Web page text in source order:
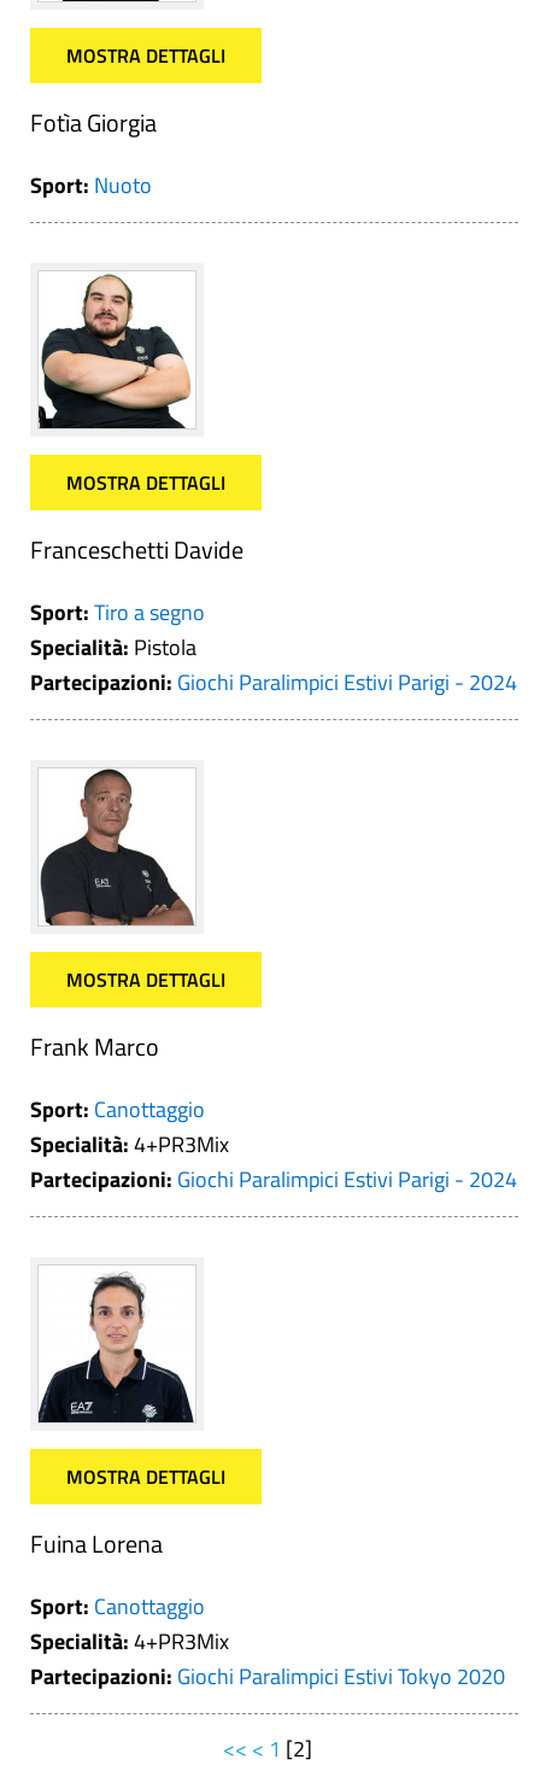
MOSTRA DETTAGLI
Fotìa Giorgia
Sport: Nuoto
MOSTRA DETTAGLI
Franceschetti Davide
Sport:Tiro a segno
Specialità: Pistola
Partecipazioni: Giochi Paralimpici Estivi Parigi - 2024
MOSTRA DETTAGLI
Frank Marco
Sport: Canottaggio
Specialità:4+PR3Mix
Partecipazioni: Giochi Paralimpici Estivi Parigi - 2024
MOSTRA DETTAGLI
Fuina Lorena
Sport: Canottaggio
Specialità:4+PR3Mix
Partecipazioni: Giochi Paralimpici Estivi Tokyo 2020
<< < 1 [2]